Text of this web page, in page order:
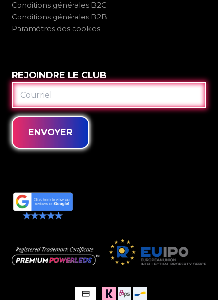
Conditions générales B2C
Conditions générales B2B
Paramètres des cookies
REJOINDRE LE CLUB
COURRIEL
ENVOYER